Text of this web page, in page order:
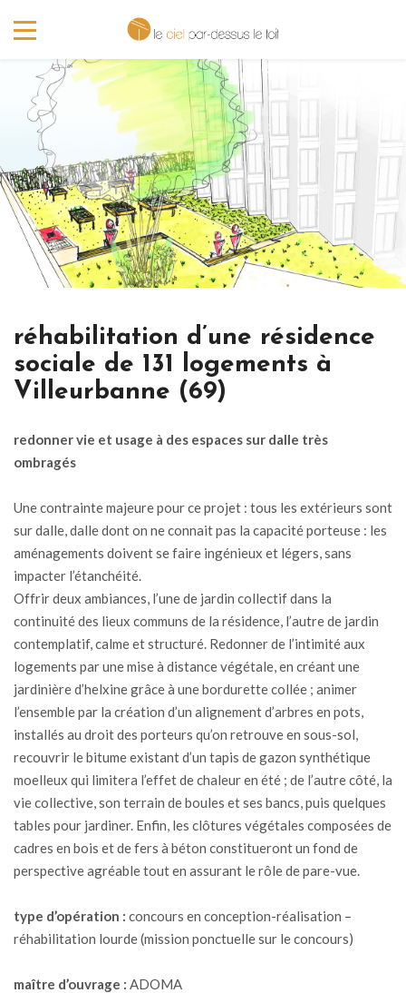
réhabilitation d’une résidence
sociale de 131 logements à
Villeurbanne (69)
redonner vie et usage à des espaces sur dalle très
ombragés
Une contrainte majeure pour ce projet : tous les extérieurs sont
sur dalle, dalle dont on ne connait pas la capacité porteuse : les
aménagements doivent se faire ingénieux et légers, sans
impacter l’étanchéité.
Offrir deux ambiances, l’une de jardin collectif dans la
continuité des lieux communs de la résidence, l’autre de jardin
contemplatif, calme et structuré. Redonner de l’intimité aux
logements par une mise à distance végétale, en créant une
jardinière d’helxine grâce à une bordurette collée ; animer
l’ensemble par la création d’un alignement d’arbres en pots,
installés au droit des porteurs qu’on retrouve en sous-sol,
recouvrir le bitume existant d’un tapis de gazon synthétique
moelleux qui limitera l’effet de chaleur en été ; de l’autre côté, la
vie collective, son terrain de boules et ses bancs, puis quelques
tables pour jardiner. Enfin, les clôtures végétales composées de
cadres en bois et de fers à béton constitueront un fond de
perspective agréable tout en assurant le rôle de pare-vue.
type d’opération : concours en conception-réalisation –
réhabilitation lourde (mission ponctuelle sur le concours)
maître d’ouvrage : ADOMA